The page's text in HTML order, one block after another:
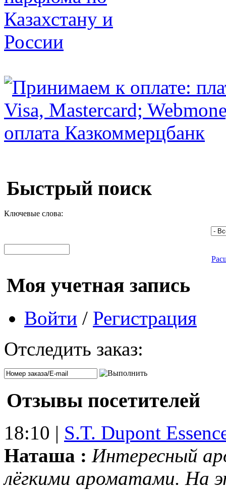
Быстрый поиск
Ключевые слова:
Моя учетная запись
Войти / Регистрация
Отследить заказ:
Отзывы посетителей
18:10 | S.T. Dupont
Наташа : Интересный
лёгкими ароматами. На